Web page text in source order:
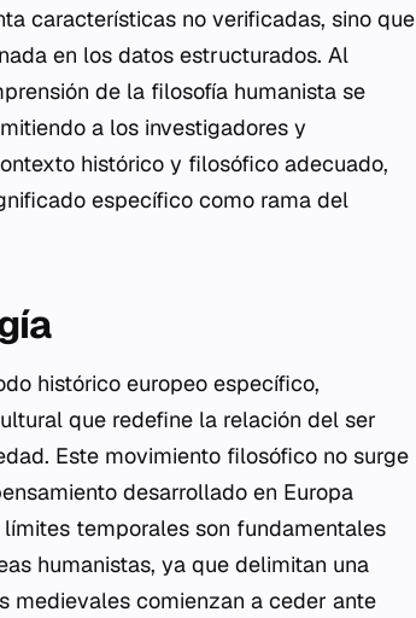
características no verificadas, sino que
en los datos estructurados. Al
de la filosofía humanista se
a los investigadores y
histórico y filosófico adecuado,
específico como rama del
histórico europeo específico,
que redefine la relación del ser
Este movimiento filosófico no surge
desarrollado en Europa
temporales son fundamentales
humanistas, ya que delimitan una
medievales comienzan a ceder ante